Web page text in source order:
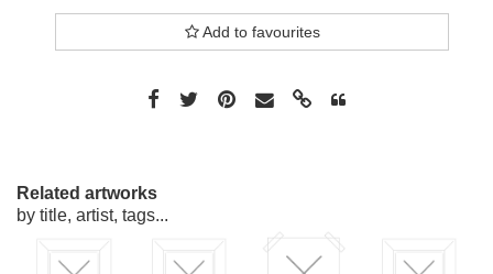
Add to favourites
Related artworks
by title, artist, tags...